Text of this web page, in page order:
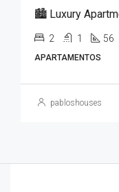
2 1 56
APARTAMENTOS
pabloshouses